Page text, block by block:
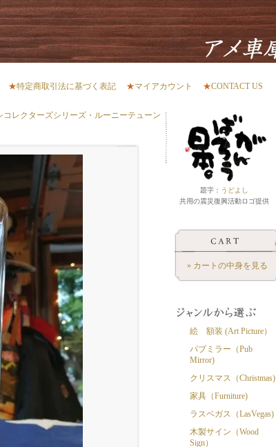
★特定商取引法に基づく表記 ★マイアカウント ★CONTACT US
コレクターズシリーズ・ルーニーテューン
題字： うどよし
共用の震災復興活動ロゴ提供
» カートの中身を見る
絵 額装 (Art Picture）
パブミラー（Pub
Mirror)
クリスマス（Christmas)
家具（Furniture)
ラスベガス（LasVegas)
木製サイン（Wood
Sign）